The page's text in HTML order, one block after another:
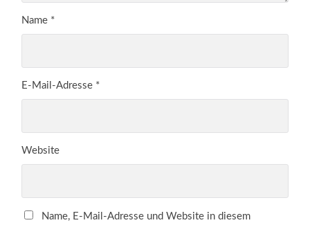
Name *
E-Mail-Adresse *
Website
Name, E-Mail-Adresse und Website in diesem